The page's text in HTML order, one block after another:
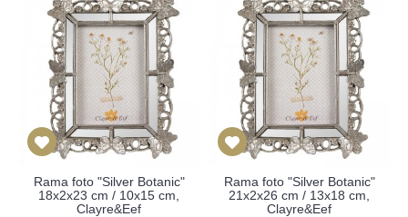
Rama foto "Silver Botanic"
18x2x23 cm / 10x15 cm,
Clayre&Eef
Rama foto "Silver Botanic"
21x2x26 cm / 13x18 cm,
Clayre&Eef